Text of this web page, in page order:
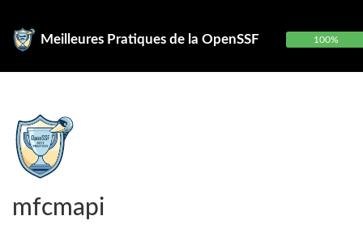
Meilleures Pratiques de la OpenSSF 100%
mfcmapi